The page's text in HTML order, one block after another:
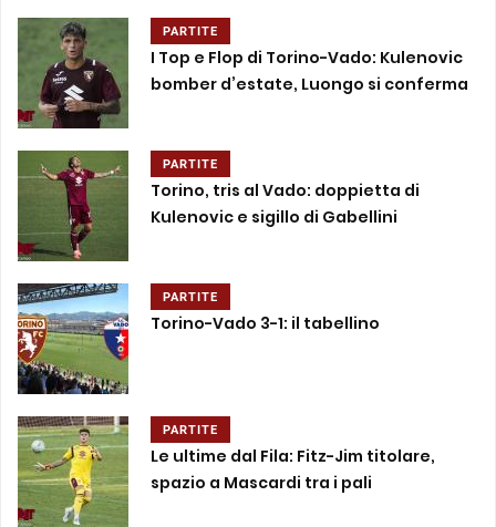
PARTITE
I Top e Flop di Torino-Vado: Kulenovic
bomber d’estate, Luongo si conferma
PARTITE
Torino, tris al Vado: doppietta di
Kulenovic e sigillo di Gabellini
PARTITE
Torino-Vado 3-1: il tabellino
PARTITE
Le ultime dal Fila: Fitz-Jim titolare,
spazio a Mascardi tra i pali